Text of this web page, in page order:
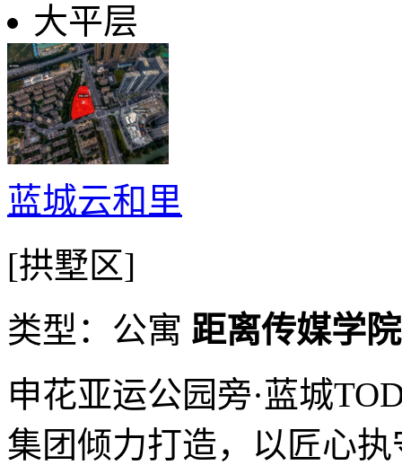
大平层
蓝城云和里
[拱墅区]
类型：公寓 距离传媒学
申花亚运公园旁·蓝城
集团倾力打造，以匠心